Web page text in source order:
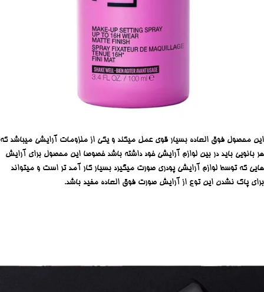
این محصول فوق العاده بسیار قوی عمل میکند و یکی از ملزومات آرایشی میباشد که
هر بانویی باید در بین لوازم آرایشی خود داشته باشد خصوصا این محصول برای آرایش
هایی که توسط لوازم آرایشی پودری صورت میگیرد بسیار کار آمد تر است و میتواند
برای پاک نشدن این توع از آرایش صورت فوق العاده مفید باشد.